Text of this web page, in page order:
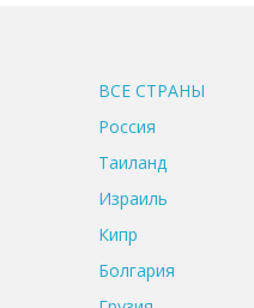
ВСЕ CТРАНЫ
Россия
Таиланд
Израиль
Кипр
Болгария